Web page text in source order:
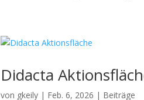
Didacta
von gkeily | Feb. 6, 2026 | Beiträge